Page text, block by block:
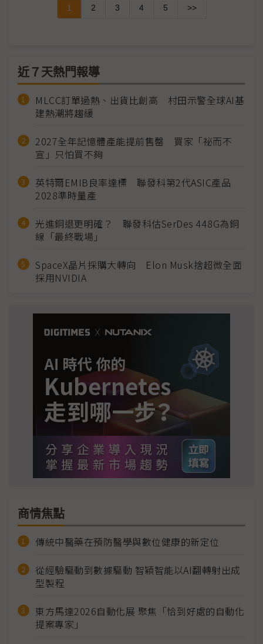
1 2 3 4 5 >>
近７天熱門報導
MLCC訂單過熱、出貨比創高 村田示警全球AI基
建熱潮將趨緩
2027全年記憶體產能提前售罄 買家「祕而不
宣」只怕買不夠
英特爾EMIB良率達標 聯發科第2代ASIC產品
2028準時量產
光進銅退更明確？ 聯發科估SerDes 448G為銅
線「最終戰場」
SpaceX晶片採購大轉向 Elon Musk捨超微全面
採用NVIDIA
商情焦點
傳統中醫藥在預防醫學與數位健康的新定位
從經驗驅動到數據驅動 智穎智能以AI翻轉射出成
型製程
東方馬達2026自動化展 聚焦「恰到好處的自動化
提案專家」